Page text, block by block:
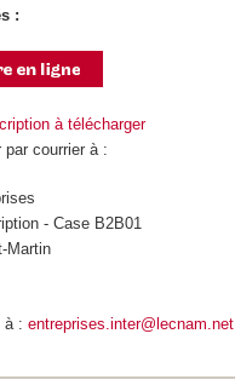
:
à télécharger
par courrier à :
- Case B2B01
Martin
à : entreprises.inter@lecnam.net